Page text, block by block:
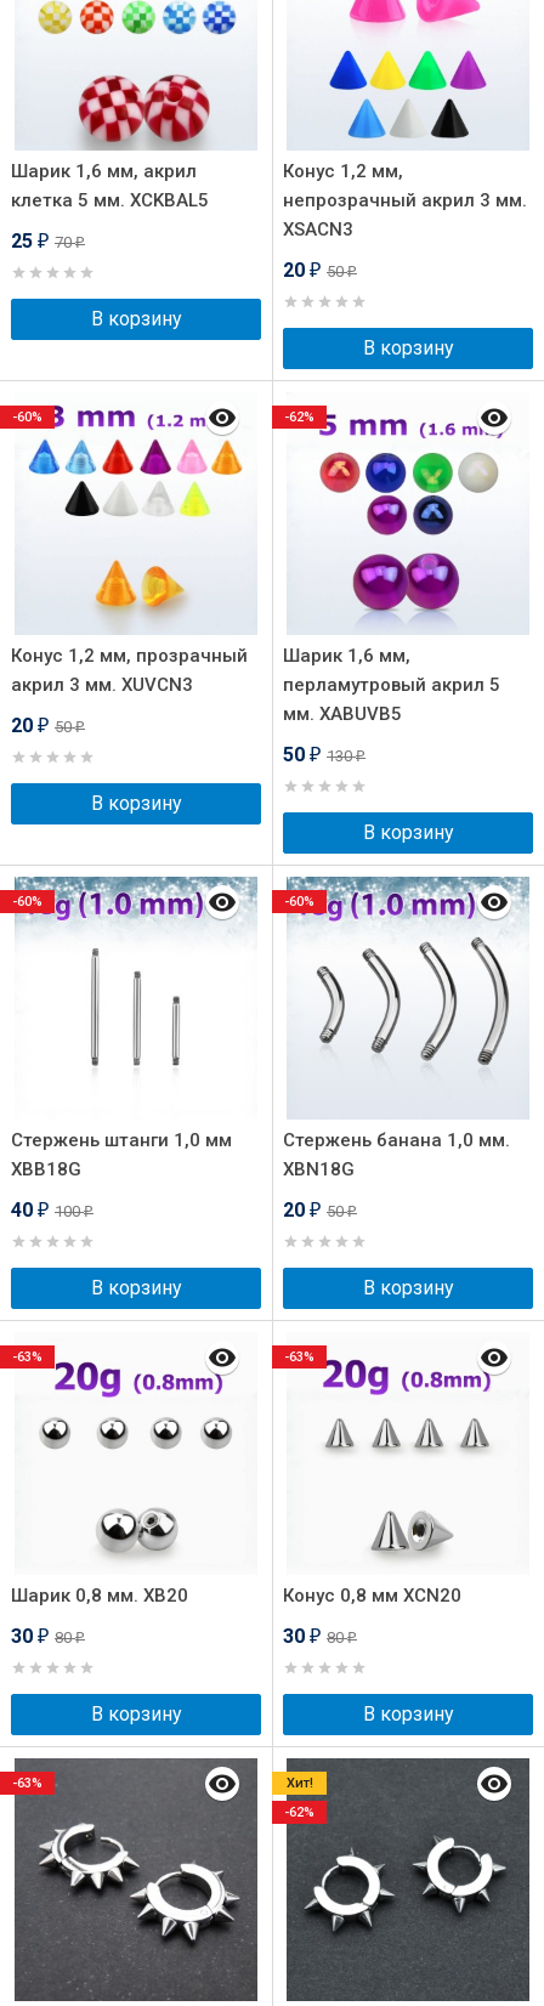
Шарик 1,6 мм, акрил
клетка 5 мм. XCKBAL5
25 ₽ 70₽
В корзину
Конус 1,2 мм,
непрозрачный акрил 3 мм.
XSACN3
20 ₽ 50₽
В корзину
Конус 1,2 мм, прозрачный
акрил 3 мм. XUVCN3
20 ₽ 50₽
В корзину
-60%
Шарик 1,6 мм,
перламутровый акрил 5
мм. XABUVB5
50 ₽ 130₽
В корзину
-62%
Стержень штанги 1,0 мм
XBB18G
40 ₽ 100₽
В корзину
-60%
Стержень банана 1,0 мм.
XBN18G
20 ₽ 50₽
В корзину
-60%
Шарик 0,8 мм. XB20
30 ₽ 80₽
В корзину
-63%
Конус 0,8 мм XCN20
30 ₽ 80₽
В корзину
-63%
-63%
Хит!
-62%